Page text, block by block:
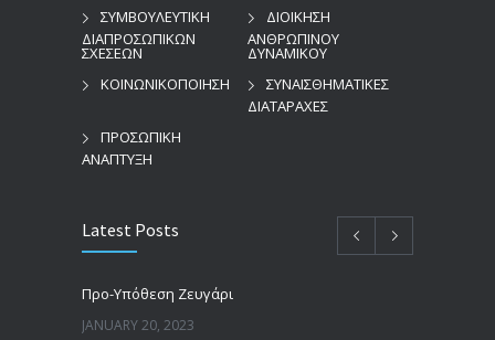
ΣΥΜΒΟΥΛΕΥΤΙΚΗ
ΔΙΑΠΡΟΣΩΠΙΚΩΝ
ΣΧΕΣΕΩΝ
ΔΙΟΙΚΗΣΗ
ΑΝΘΡΩΠΙΝΟΥ
ΔΥΝΑΜΙΚΟΥ
ΚΟΙΝΩΝΙΚΟΠΟΙΗΣΗ
ΣΥΝΑΙΣΘΗΜΑΤΙΚΕΣ
ΔΙΑΤΑΡΑΧΕΣ
ΠΡΟΣΩΠΙΚΗ
ΑΝΑΠΤΥΞΗ
Latest Posts
Προ-Υπόθεση Ζευγάρι
JANUARY 20, 2023